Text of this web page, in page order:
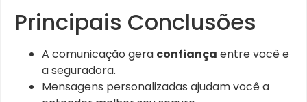
Principais Conclusões
A comunicação gera confiança entre você e
a seguradora.
Mensagens personalizadas ajudam você a